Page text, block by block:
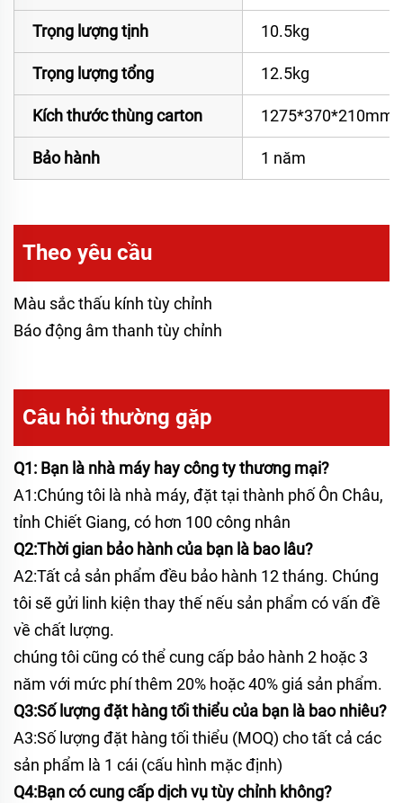
Trọng lượng tịnh 10.5kg
Trọng lượng tổng 12.5kg
Kích thước thùng carton 1275*370*210mm
Bảo hành 1 năm
Theo yêu cầu
Màu sắc thấu kính tùy chỉnh
Báo động âm thanh tùy chỉnh
Câu hỏi thường gặp
Q1: Bạn là nhà máy hay công ty thương mại?
A1:Chúng tôi là nhà máy, đặt tại thành phố Ôn Châu,
tỉnh Chiết Giang, có hơn 100 công nhân
Q2:Thời gian bảo hành của bạn là bao lâu?
A2:Tất cả sản phẩm đều bảo hành 12 tháng. Chúng
tôi sẽ gửi linh kiện thay thế nếu sản phẩm có vấn đề
về chất lượng.
chúng tôi cũng có thể cung cấp bảo hành 2 hoặc 3
năm với mức phí thêm 20% hoặc 40% giá sản phẩm.
Q3:Số lượng đặt hàng tối thiểu của bạn là bao nhiêu?
A3:Số lượng đặt hàng tối thiểu (MOQ) cho tất cả các
sản phẩm là 1 cái (cấu hình mặc định)
Q4:Bạn có cung cấp dịch vụ tùy chỉnh không?